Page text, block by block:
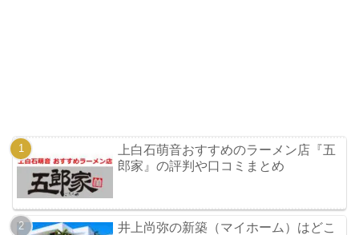
上白石萌音おすすめのラーメン店『五
郎家』の評判や口コミまとめ
井上尚弥の新築（マイホーム）はどこ